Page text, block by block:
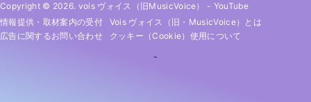
Copyright © 2026. vois ヴォイス（旧MusicVoice） - YouTube
情報提供・取材案内の受付
Vois ヴォイス（旧・MusicVoice）とは
広告に関するお問い合わせ
クッキー（cookie）使用について
-